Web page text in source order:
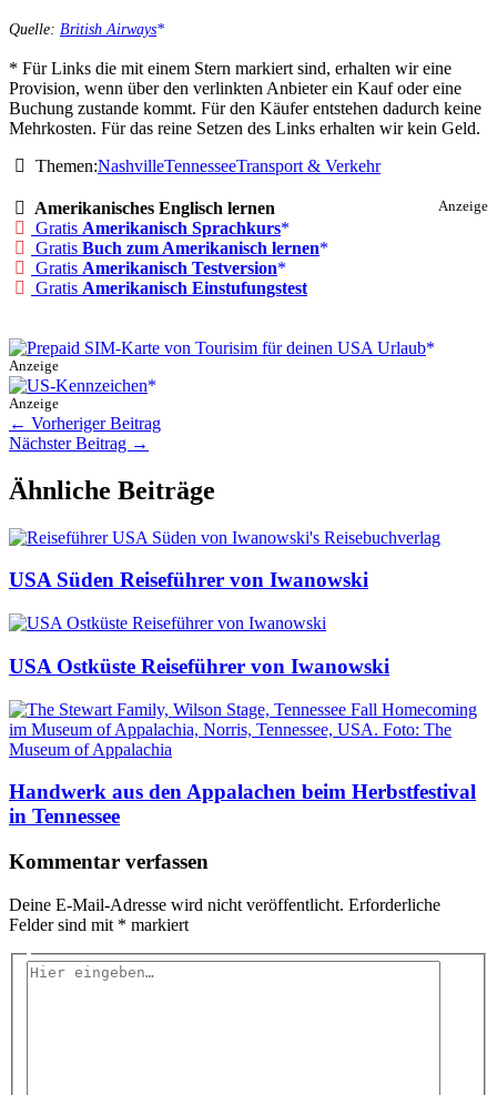
Quelle: British Airways
* Für Links die mit einem Stern markiert sind, erhalten wir eine
Provision, wenn über den verlinkten Anbieter ein Kauf oder eine
Buchung zustande kommt. Für den Käufer entstehen dadurch keine
Mehrkosten. Für das reine Setzen des Links erhalten wir kein Geld.
Themen:NashvilleTennesseeTransport & Verkehr
Anzeige
Amerikanisches Englisch lernen
Gratis Amerikanisch Sprachkurs
Gratis Buch zum Amerikanisch lernen
Gratis Amerikanisch Testversion
Gratis Amerikanisch Einstufungstest
Anzeige
Anzeige
← Vorheriger Beitrag
Nächster Beitrag →
Ähnliche Beiträge
USA Süden Reiseführer von Iwanowski
USA Ostküste Reiseführer von Iwanowski
Handwerk aus den Appalachen beim Herbstfestival
in Tennessee
Kommentar verfassen
Deine E-Mail-Adresse wird nicht veröffentlicht. Erforderliche
Felder sind mit * markiert
Hier